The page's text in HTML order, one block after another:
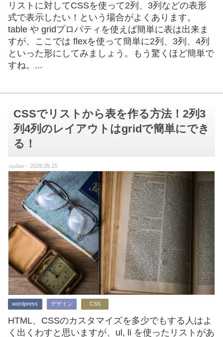
リストに対してCSSを使って2列、3列などの表形
式で表示したい！という場合がよくあります。
table や gridプロパティを使えば簡単に表は出来ま
すが、ここでは flexを使って簡単に2列、3列、4列
といった形にしてみましょう。もう驚くほど簡単で
すね。...
CSSでリストから表を作る方法！2列3
列4列のレイアウトはgridで簡単にでき
る！
2026.05.15
wordpress デザイン CSS
HTML、CSSのカスタマイズを多少でもする人はよ
く出くわすと思いますが、ul, li を使ったリストがあ